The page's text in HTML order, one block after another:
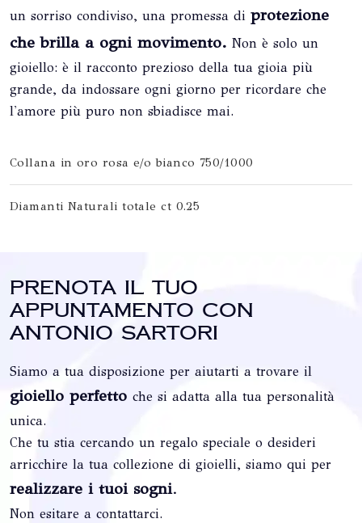
un sorriso condiviso, una promessa di protezione
che brilla a ogni movimento. Non è solo un
gioiello: è il racconto prezioso della tua gioia più
grande, da indossare ogni giorno per ricordare che
l'amore più puro non sbiadisce mai.
Collana in oro rosa e/o bianco 750/1000
Diamanti Naturali totale ct 0.25
Prenota il tuo
appuntamento con
Antonio Sartori
Siamo a tua disposizione per aiutarti a trovare il
gioiello perfetto che si adatta alla tua personalità
unica.
Che tu stia cercando un regalo speciale o desideri
arricchire la tua collezione di gioielli, siamo qui per
realizzare i tuoi sogni.
Non esitare a contattarci.